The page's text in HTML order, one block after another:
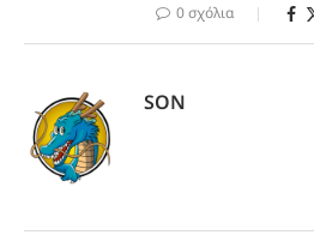
0 σχόλια
SON